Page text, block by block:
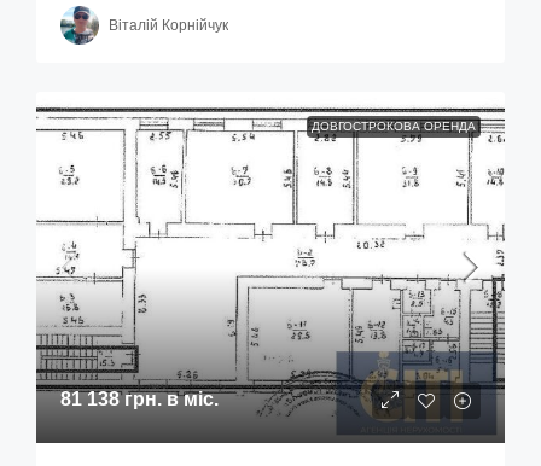
Віталій Корнійчук
ДОВГОСТРОКОВА ОРЕНДА
81 138 грн.в міс.